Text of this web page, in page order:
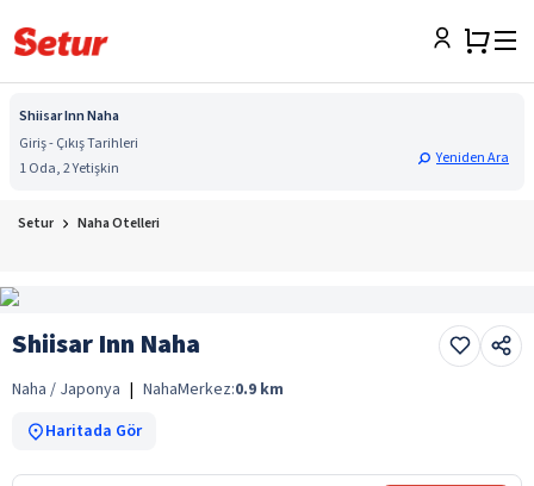
Shiisar Inn Naha
Giriş - Çıkış Tarihleri
1 Oda, 2 Yetişkin
Yeniden Ara
Setur Naha Otelleri
Shiisar Inn Naha
Naha / Japonya | NahaMerkez:0.9 km
Haritada Gör